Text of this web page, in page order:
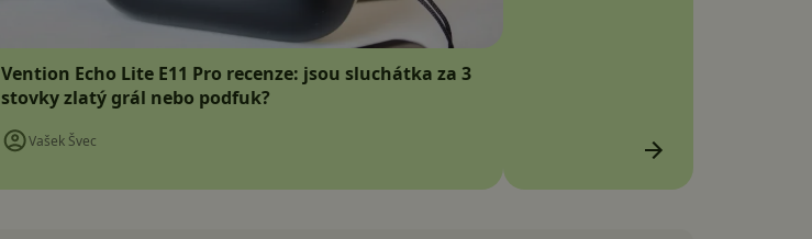
Vention Echo Lite E11 Pro recenze: jsou sluchátka za 3
stovky zlatý grál nebo podfuk?
Vašek Švec